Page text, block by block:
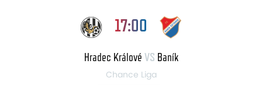
17:00
Hradec Králové VS Baník
Chance Liga